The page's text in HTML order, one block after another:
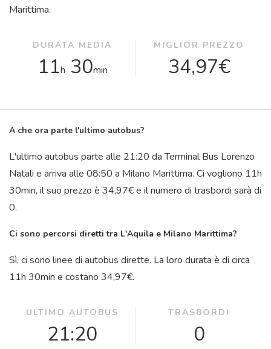
Marittima.
DURATA MEDIA
11h 30min
MIGLIOR PREZZO
34,97€
A che ora parte l'ultimo autobus?
L'ultimo autobus parte alle 21:20 da Terminal Bus Lorenzo
Natali e arriva alle 08:50 a Milano Marittima. Ci vogliono 11h
30min, il suo prezzo è 34,97€ e il numero di trasbordi sarà di
0.
Ci sono percorsi diretti tra L'Aquila e Milano Marittima?
Sì, ci sono linee di autobus dirette. La loro durata è di circa
11h 30min e costano 34,97€.
ULTIMO AUTOBUS
21:20
TRASBORDI
0